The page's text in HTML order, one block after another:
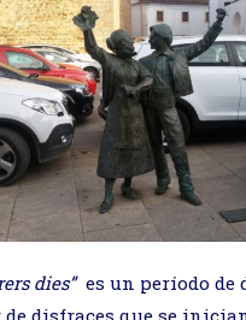
dies” es un período
disfraces que se